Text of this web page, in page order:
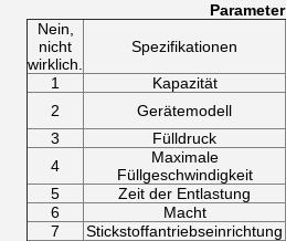
Parameter
Nein,
nicht
wirklich.
Spezifikationen
1 Kapazität
2
Gerätemodell
3
Fülldruck
4
Maximale
Füllgeschwindigkeit
5
Zeit der Entlastung
6
Macht
7
Stickstoffantriebseinrichtung